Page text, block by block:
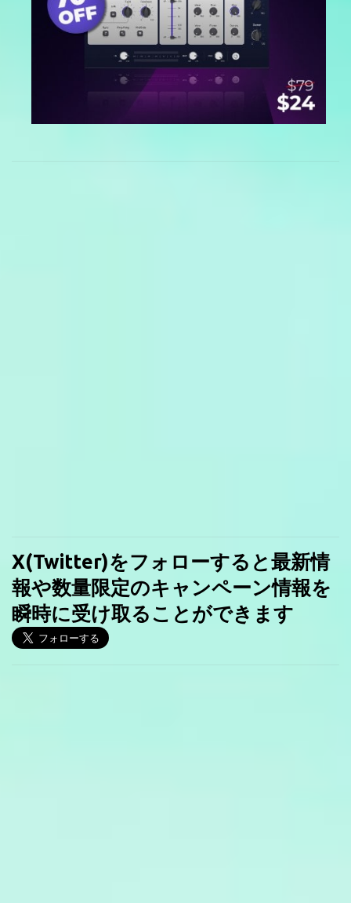
X(Twitter)をフォローすると最新情
報や数量限定のキャンペーン情報を
瞬時に受け取ることができます